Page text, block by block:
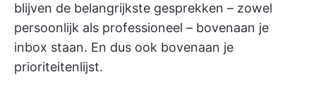
blijven de belangrijkste gesprekken – zowel
persoonlijk als professioneel – bovenaan je
inbox staan. En dus ook bovenaan je
prioriteitenlijst.